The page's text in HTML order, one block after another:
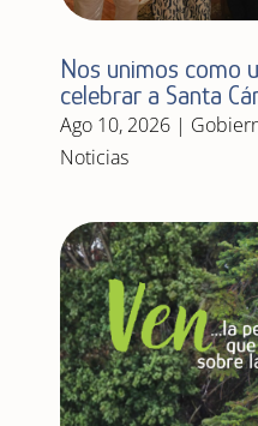
Nos unimos como
celebrar a Santa
Ago 10, 2026|
Noticias